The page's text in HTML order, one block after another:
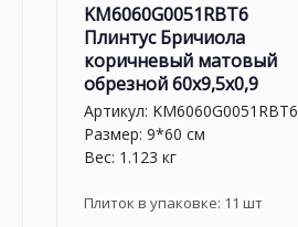
KM6060G0051RBT6
Плинтус Бричиола
коричневый матовый
обрезной 60x9,5x0,9
Артикул: KM6060G0051RBT6
Размер: 9*60 см
Вес: 1.123 кг
Плиток в упаковке: 11 шт